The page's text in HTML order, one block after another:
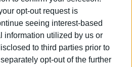
opt-out request is
seeing interest-based
information utilized by us or
to third parties prior to
opt-out of the further
και ειδικό παιχνίδι
με βιωματικό τρόπο το
και της